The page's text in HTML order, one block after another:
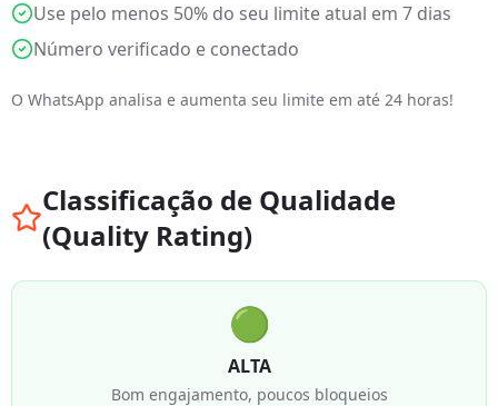
Use pelo menos 50% do seu limite atual em 7 dias
Número verificado e conectado
O WhatsApp analisa e aumenta seu limite em até 24 horas!
Classificação de Qualidade
(Quality Rating)
🟢
ALTA
Bom engajamento, poucos bloqueios